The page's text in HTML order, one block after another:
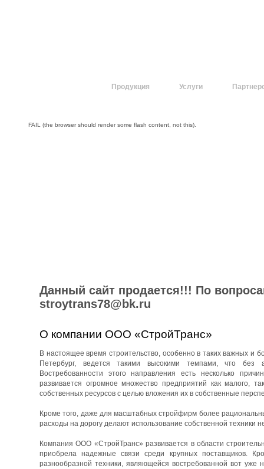
Продукция Услуги
FAIL (the browser should render some flash content, not this).
Данный сайт продается!!! По
stroytrans78@bk.ru
О компании ООО «СтройТранс»
В настоящее время строительство, особенно в таких важных и
Петербург, ведется такими высокими темпами, что без
Востребованности этого направления есть несколько
развивается огромное множество предприятий как малого,
собственных ресурсов с целью вложения их в собственные
Кроме того, даже для масштабных стройфирм более
расходы на дорогу делают использование собственной техники
Компания ООО «СтройТранс» развивается в области
приобрела надежные связи среди крупных поставщиков.
разнообразной техники, являющейся востребованной вот уже